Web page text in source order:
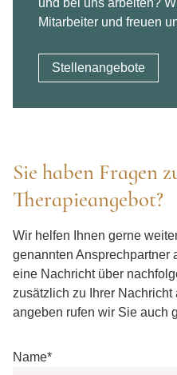
Mitarbeiter und freuen
Stellenangebote
Sie haben Fragen
Therapieangebot?
Wir helfen Ihnen gerne
genannten Ansprechpartner
eine Nachricht über
zusätzlich zu Ihrer
angeben rufen wir Sie auch
Name*